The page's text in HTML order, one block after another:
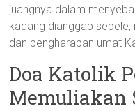
juangnya dalam
kadang dianggap
dan pengharapan umat
Doa Katolik
Memuliakan